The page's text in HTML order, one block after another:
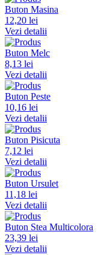
Buton Masina
12,20 lei
Vezi detalii
Buton Melc
8,13 lei
Vezi detalii
Buton Peste
10,16 lei
Vezi detalii
Buton Pisicuta
7,12 lei
Vezi detalii
Buton Ursulet
11,18 lei
Vezi detalii
Buton Stea Multicolora
23,39 lei
Vezi detalii